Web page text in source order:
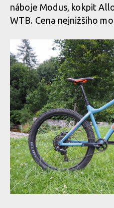
náboje Modus, kokpit
WTB. Cena nejnižšího